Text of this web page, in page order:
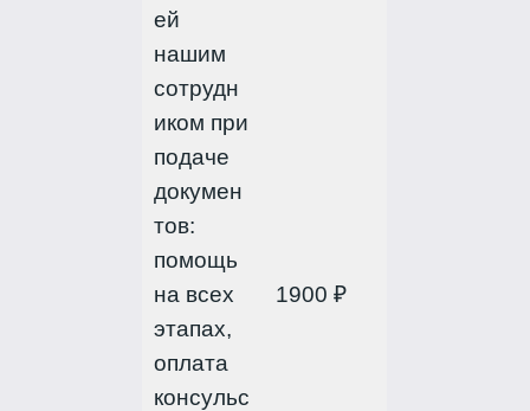
ей
нашим
сотрудн
иком при
подаче
докумен
тов:
помощь
на всех
этапах,
оплата
консульс
1900 ₽